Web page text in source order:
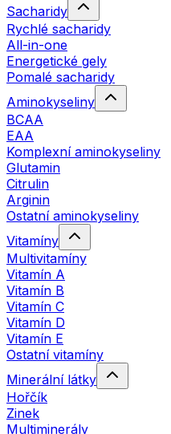
Sacharidy
Rychlé sacharidy
All-in-one
Energetické gely
Pomalé sacharidy
Aminokyseliny
BCAA
EAA
Komplexní aminokyseliny
Glutamin
Citrulin
Arginin
Ostatní aminokyseliny
Vitamíny
Multivitamíny
Vitamín A
Vitamín B
Vitamín C
Vitamín D
Vitamín E
Ostatní vitamíny
Minerální látky
Hořčík
Zinek
Multiminerály